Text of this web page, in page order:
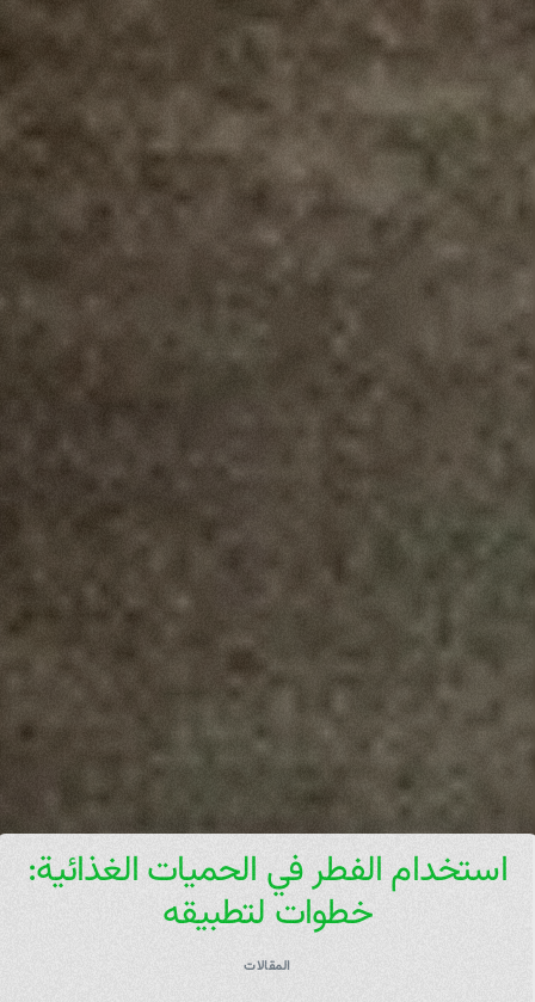
استخدام الفطر في الحميات الغذائية:
خطوات لتطبيقه
المقالات